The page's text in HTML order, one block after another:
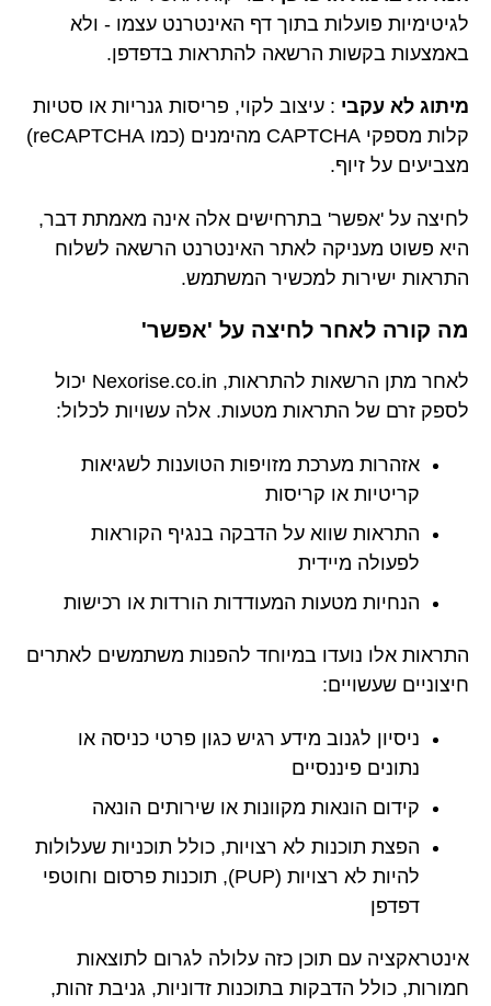
לגיטימיות פועלות בתוך דף האינטרנט עצמו - ולא
באמצעות בקשות הרשאה להתראות בדפדפן.
מיתוג לא עקבי : עיצוב לקוי, פריסות גנריות או סטיות
קלות מספקי CAPTCHA מהימנים (כמו reCAPTCHA)
מצביעים על זיוף.
לחיצה על 'אפשר' בתרחישים אלה אינה מאמתת דבר,
היא פשוט מעניקה לאתר האינטרנט הרשאה לשלוח
התראות ישירות למכשיר המשתמש.
מה קורה לאחר לחיצה על 'אפשר'
לאחר מתן הרשאות להתראות, Nexorise.co.in יכול
לספק זרם של התראות מטעות. אלה עשויות לכלול:
אזהרות מערכת מזויפות הטוענות לשגיאות
קריטיות או קריסות
התראות שווא על הדבקה בנגיף הקוראות
לפעולה מיידית
הנחיות מטעות המעודדות הורדות או רכישות
התראות אלו נועדו במיוחד להפנות משתמשים לאתרים
חיצוניים שעשויים:
ניסיון לגנוב מידע רגיש כגון פרטי כניסה או
נתונים פיננסיים
קידום הונאות מקוונות או שירותים הונאה
הפצת תוכנות לא רצויות, כולל תוכניות שעלולות
להיות לא רצויות (PUP), תוכנות פרסום וחוטפי
דפדפן
אינטראקציה עם תוכן כזה עלולה לגרום לתוצאות
חמורות, כולל הדבקות בתוכנות זדוניות, גניבת זהות,